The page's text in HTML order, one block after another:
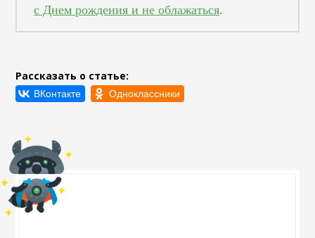
с Днем рождения и не облажаться.
Рассказать о статье: